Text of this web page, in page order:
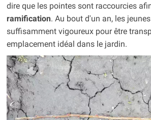
dire que les pointes sont raccourcies
ramification. Au bout d'un an, les
suffisamment vigoureux pour être
emplacement idéal dans le jardin.